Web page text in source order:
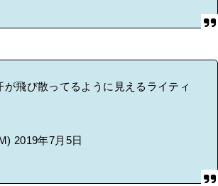
飛び散ってるように見えるライティ
2019年7月5日